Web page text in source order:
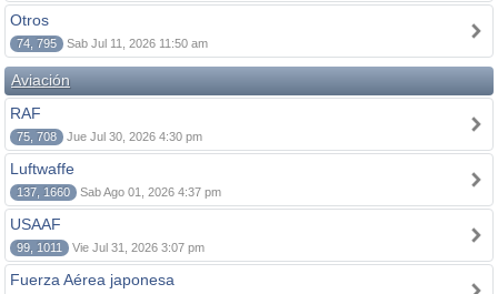
Otros
74, 795 Sab Jul 11, 2026 11:50 am
Aviación
RAF
75, 708 Jue Jul 30, 2026 4:30 pm
Luftwaffe
137, 1660 Sab Ago 01, 2026 4:37 pm
USAAF
99, 1011 Vie Jul 31, 2026 3:07 pm
Fuerza Aérea japonesa